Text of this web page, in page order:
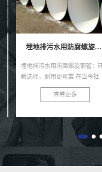
埋地排污水用防腐螺旋钢管
埋地排污水用防腐螺旋钢管：环保
新选择，耐用更可靠 在当今社
会，环保与可持续发展已成为全球
共识。在污水处理与排放领域，选
查看更多